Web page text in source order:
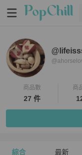
@
商品數
27 件
商
綜合 最新